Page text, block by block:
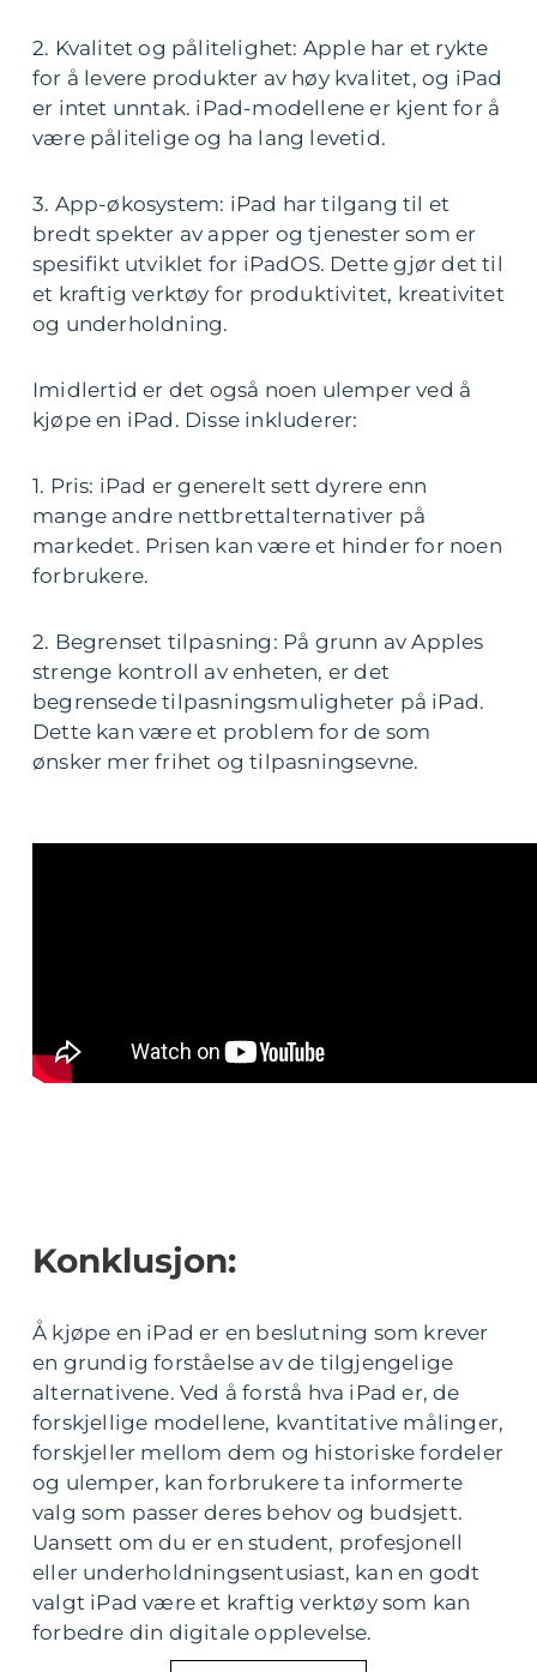
2. Kvalitet og pålitelighet: Apple har et rykte
for å levere produkter av høy kvalitet, og iPad
er intet unntak. iPad-modellene er kjent for å
være pålitelige og ha lang levetid.
3. App-økosystem: iPad har tilgang til et
bredt spekter av apper og tjenester som er
spesifikt utviklet for iPadOS. Dette gjør det til
et kraftig verktøy for produktivitet, kreativitet
og underholdning.
Imidlertid er det også noen ulemper ved å
kjøpe en iPad. Disse inkluderer:
1. Pris: iPad er generelt sett dyrere enn
mange andre nettbrettalternativer på
markedet. Prisen kan være et hinder for noen
forbrukere.
2. Begrenset tilpasning: På grunn av Apples
strenge kontroll av enheten, er det
begrensede tilpasningsmuligheter på iPad.
Dette kan være et problem for de som
ønsker mer frihet og tilpasningsevne.
Konklusjon:
Å kjøpe en iPad er en beslutning som krever
en grundig forståelse av de tilgjengelige
alternativene. Ved å forstå hva iPad er, de
forskjellige modellene, kvantitative målinger,
forskjeller mellom dem og historiske fordeler
og ulemper, kan forbrukere ta informerte
valg som passer deres behov og budsjett.
Uansett om du er en student, profesjonell
eller underholdningsentusiast, kan en godt
valgt iPad være et kraftig verktøy som kan
forbedre din digitale opplevelse.